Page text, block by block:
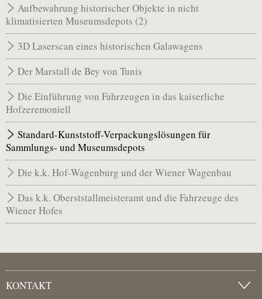
Aufbewahrung historischer Objekte in nicht
klimatisierten Museumsdepots (2)
3D Laserscan eines historischen Galawagens
Der Marstall de Bey von Tunis
Die Einführung von Fahrzeugen in das kaiserliche
Hofzeremoniell
Standard-Kunststoff-Verpackungslösungen für
Sammlungs- und Museumsdepots
Die k.k. Hof-Wagenburg und der Wiener Wagenbau
Das k.k. Oberststallmeisteramt und die Fahrzeuge des
Wiener Hofes
KONTAKT